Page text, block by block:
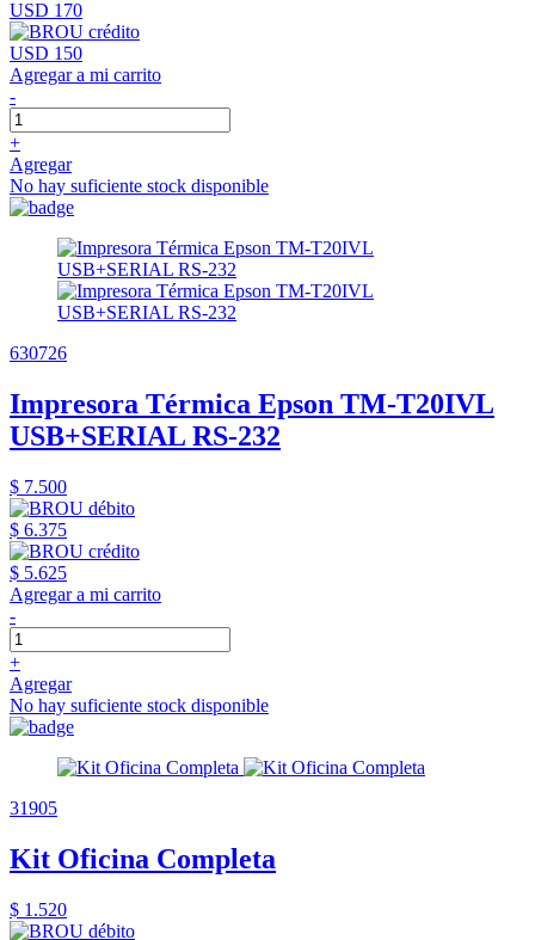
USD 170
USD 150
Agregar a mi carrito
-
+
Agregar
No hay suficiente stock disponible
630726
Impresora Térmica Epson TM-T20IVL
USB+SERIAL RS-232
$ 7.500
$ 6.375
$ 5.625
Agregar a mi carrito
-
+
Agregar
No hay suficiente stock disponible
31905
Kit Oficina Completa
$ 1.520